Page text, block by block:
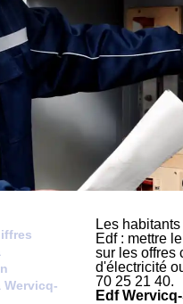
Wervicq-
Les
Edf : mettre
sur les offres
d'électricité
70 25 21 40.
Edf